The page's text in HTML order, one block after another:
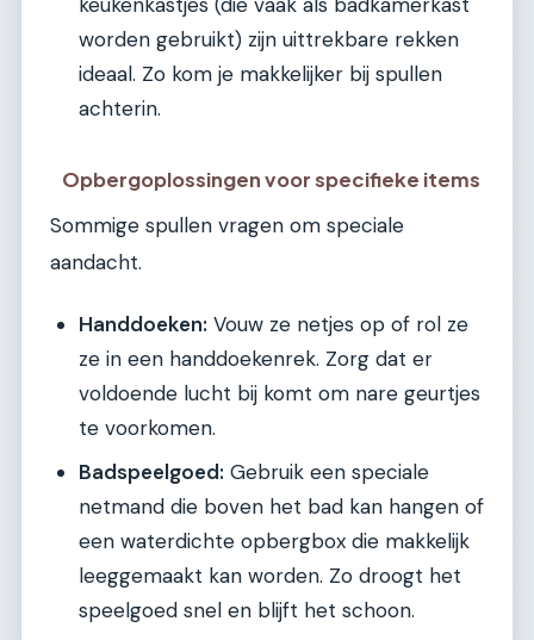
worden gebruikt) zijn uittrekbare rekken
ideaal. Zo kom je makkelijker bij spullen
achterin.
Opbergoplossingen voor specifieke items
Sommige spullen vragen om speciale
aandacht.
Handdoeken: Vouw ze netjes op of rol ze
ze in een handdoekenrek. Zorg dat er
voldoende lucht bij komt om nare geurtjes
te voorkomen.
Badspeelgoed: Gebruik een speciale
netmand die boven het bad kan hangen of
een waterdichte opbergbox die makkelijk
leeggemaakt kan worden. Zo droogt het
speelgoed snel en blijft het schoon.